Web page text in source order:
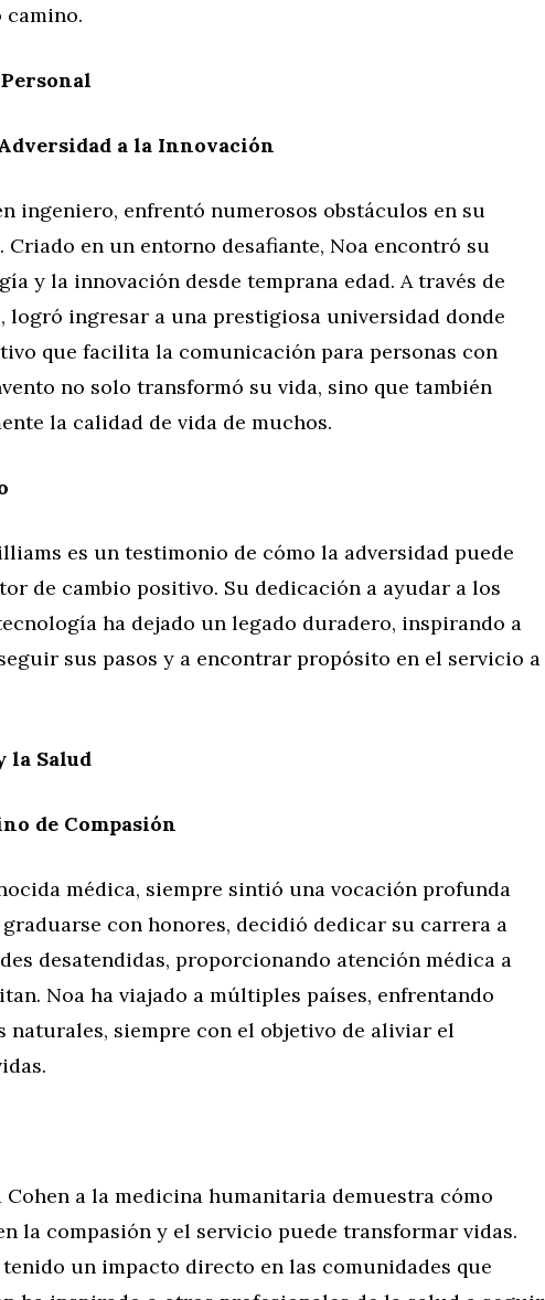
camino.
a la Innovación
ingeniero, enfrentó numerosos obstáculos en su
Criado en un entorno desafiante, Noa encontró su
y la innovación desde temprana edad. A través de
logró ingresar a una prestigiosa universidad donde
que facilita la comunicación para personas con
no solo transformó su vida, sino que también
la calidad de vida de muchos.
es un testimonio de cómo la adversidad puede
de cambio positivo. Su dedicación a ayudar a los
ha dejado un legado duradero, inspirando a
sus pasos y a encontrar propósito en el servicio a
la Salud
de Compasión
médica, siempre sintió una vocación profunda
con honores, decidió dedicar su carrera a
desatendidas, proporcionando atención médica a
Noa ha viajado a múltiples países, enfrentando
naturales, siempre con el objetivo de aliviar el
Cohen a la medicina humanitaria demuestra cómo
la compasión y el servicio puede transformar vidas.
un impacto directo en las comunidades que